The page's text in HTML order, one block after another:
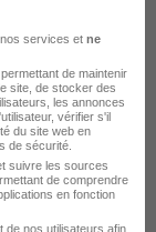
services et ne
permettant de maintenir
site, de stocker des
les annonces
vérifier s'il
du site web en
de sécurité.
suivre les sources
de comprendre
en fonction
de nos utilisateurs afin